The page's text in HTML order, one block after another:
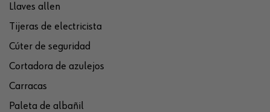
Llaves allen
Tijeras de electricista
Cúter de seguridad
Cortadora de azulejos
Carracas
Paleta de albañil